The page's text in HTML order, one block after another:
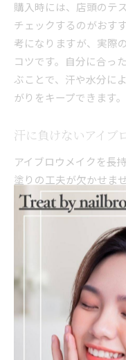
購入時には、店頭のテ
チェックするのがおす
考になりますが、実際
コツです。自分に合っ
ぶことで、汗や水分に
がりをキープできます。
汗に負けないアイブ
アイブロウメイクを長
塗りの工夫が欠かせま
ッシュや綿棒でしっか
が重要です。スキンケ
ねて、アイブロウが密
次に、アイブロウペ
せて描くことで、より
す。ペンシルで輪郭を
足し、リキッドやティ
にかく落ちないアイブ
といった検索ニーズ